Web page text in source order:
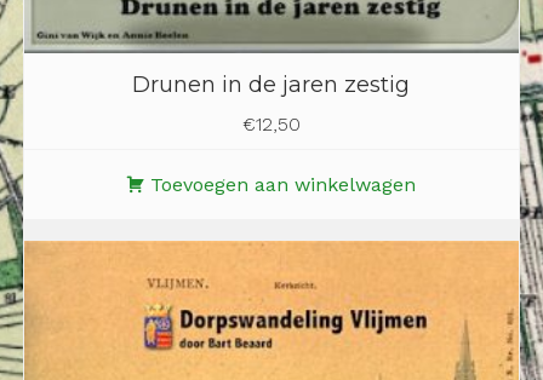
Drunen in de jaren zestig
€12,50
Toevoegen aan winkelwagen